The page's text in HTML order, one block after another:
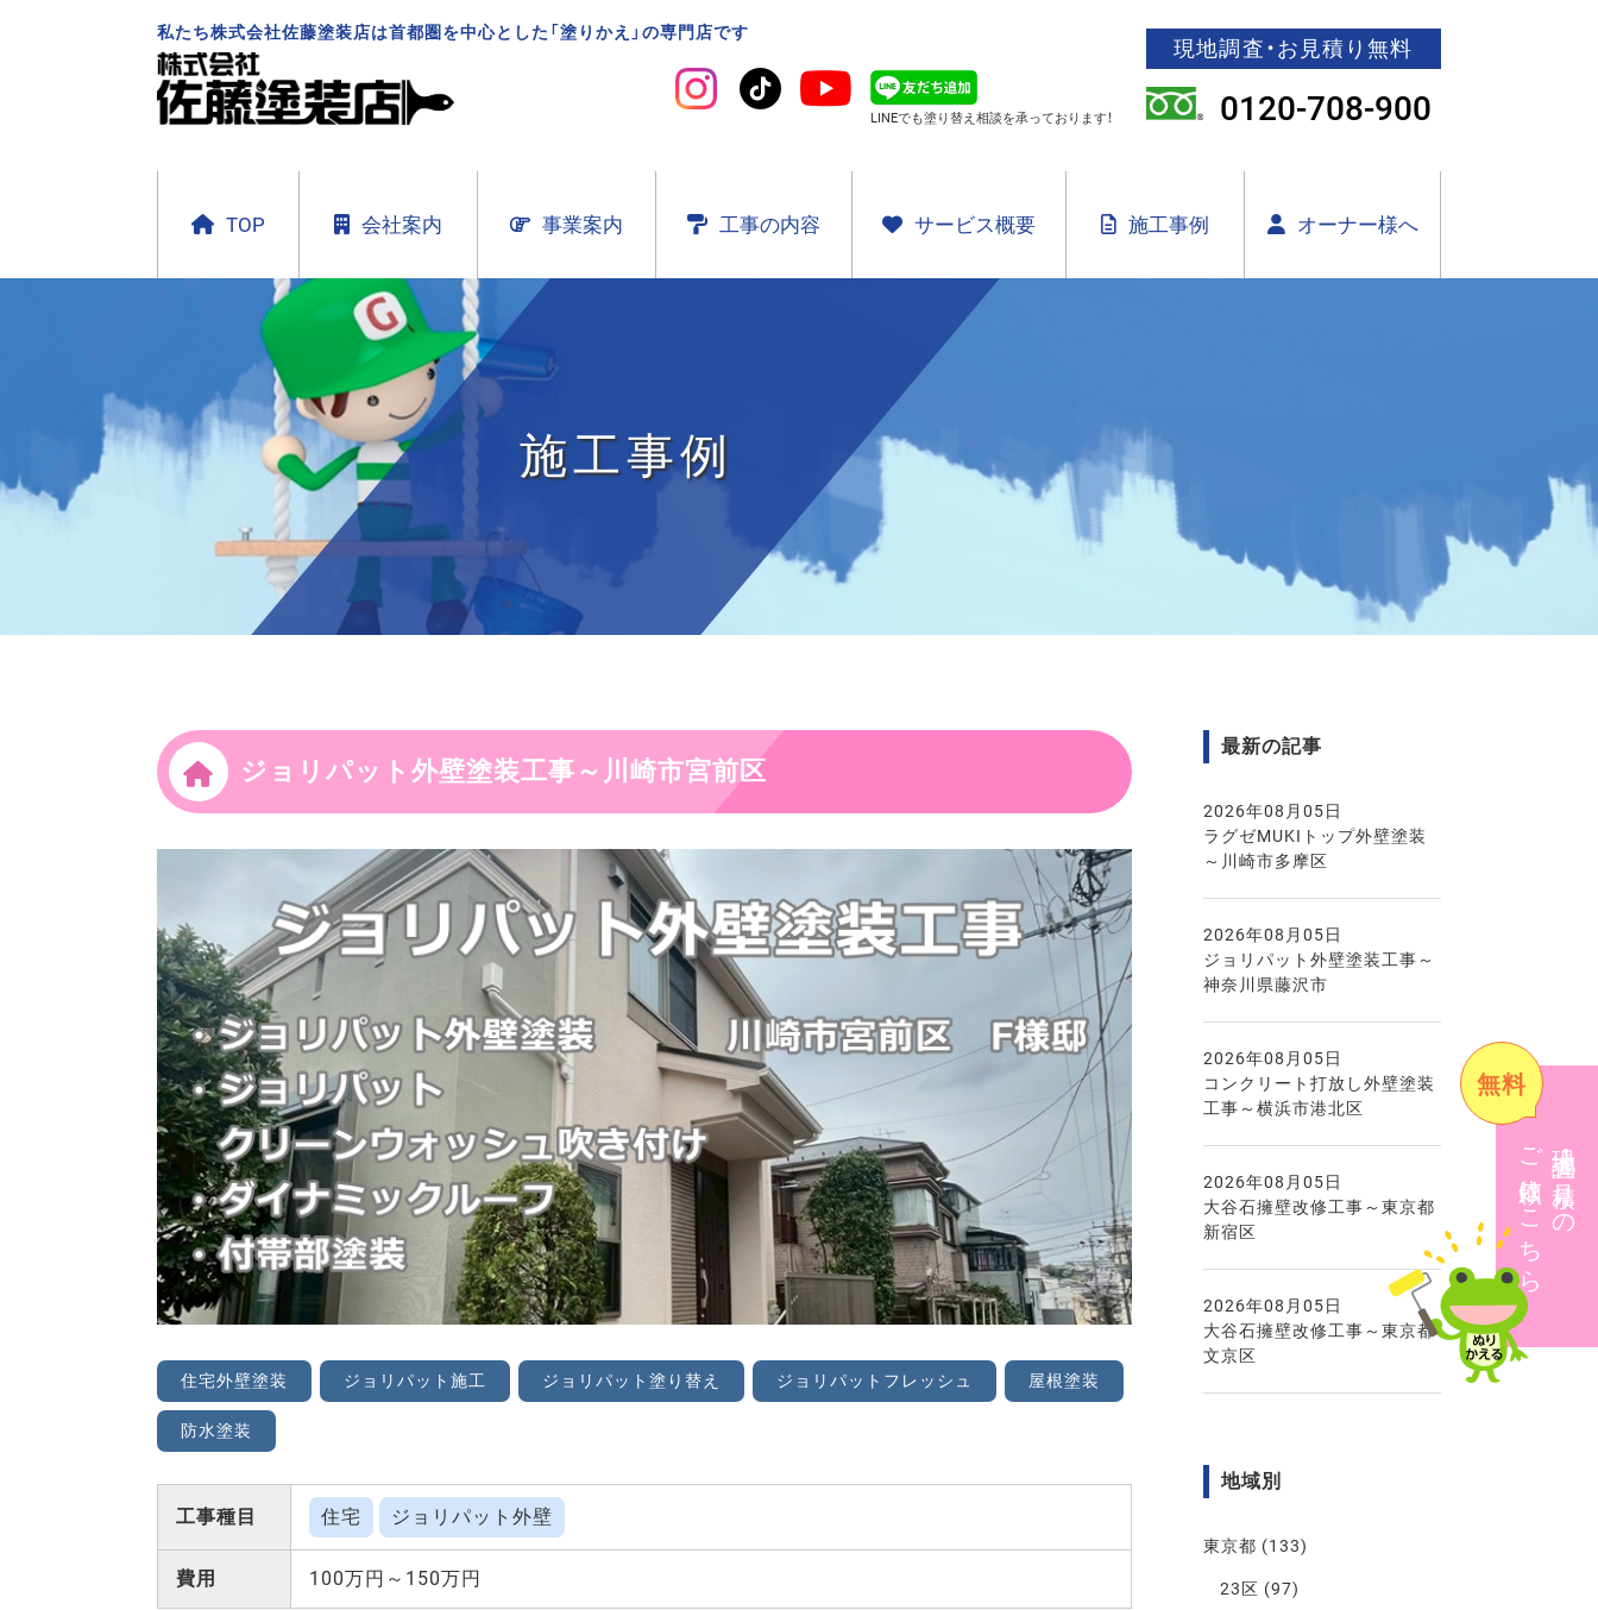
私たち株式会社佐藤塗装店は首都圏を中心とした「塗りかえ」の専門店です
LINEでも塗り替え相談を承っております！
現地調査・お見積り無料
0120-708-900
TOP 会社案内 事業案内 工事の内容 サービス概要 施工事例 オーナー様へ
現地調査・見積りの
ご依頼はこちら
無料
施工事例
ジョリパット外壁塗装工事～川崎市宮前区
住宅外壁塗装 ジョリパット施工 ジョリパット塗り替え ジョリパットフレッシュ 屋根塗装
防水塗装
工事種目 住宅 ジョリパット外壁
費用 100万円～150万円
最新の記事
2026年08月05日
ラグゼMUKIトップ外壁塗装
～川崎市多摩区
2026年08月05日
ジョリパット外壁塗装工事～
神奈川県藤沢市
2026年08月05日
コンクリート打放し外壁塗装
工事～横浜市港北区
2026年08月05日
大谷石擁壁改修工事～東京都
新宿区
2026年08月05日
大谷石擁壁改修工事～東京都
文京区
地域別
東京都 (133)
23区 (97)